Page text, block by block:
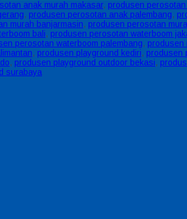
anak murah makasar, produsen
, produsen perosotan anak palembang,
murah banjarmasin, produsen perosotan
bali, produsen perosotan waterboom
perosotan waterboom palembang, produsen
, produsen playground kediri, produsen
, produsen playground outdoor bekasi,
surabaya